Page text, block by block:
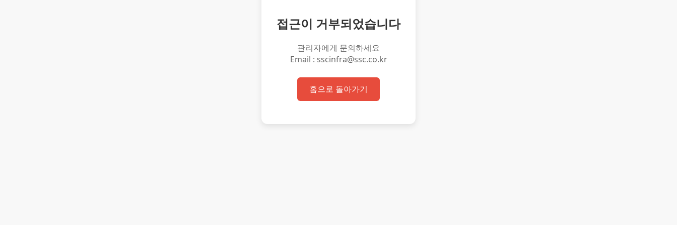
접근이 거부되었습니다
관리자에게 문의하세요
Email : sscinfra@ssc.co.kr
홈으로 돌아가기